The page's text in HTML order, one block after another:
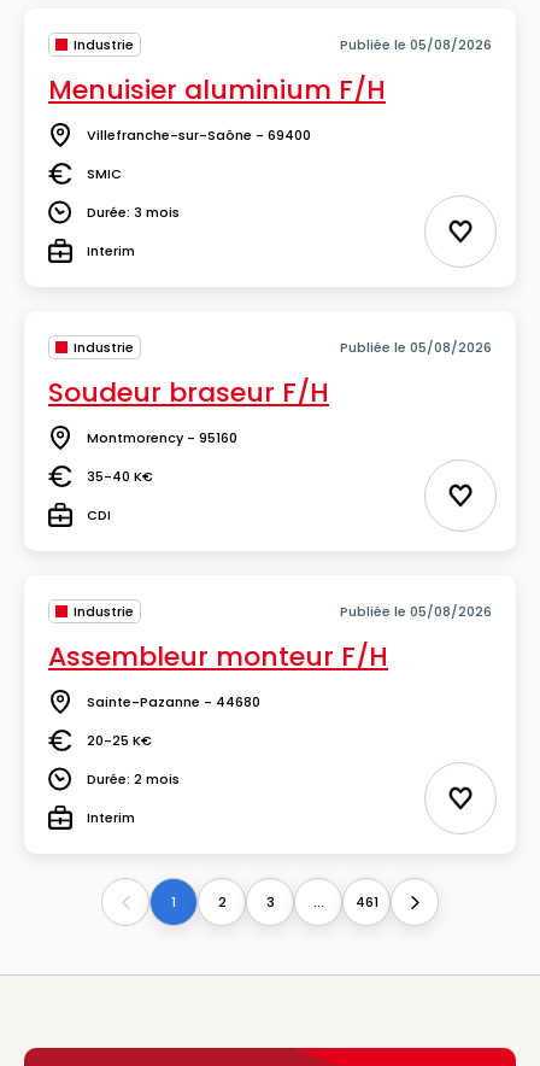
Industrie Publiée le 05/08/2026
Menuisier aluminium F/H
Lieu Villefranche-sur-Saône - 69400
Salaire
SMIC
DuréeDurée: 3 mois
TypeInterim Ajouter
Industrie Publiée le 05/08/2026
Soudeur braseur F/H
Lieu Montmorency - 95160
Salaire35-40 K€
TypeCDI Ajouter
Industrie Publiée le 05/08/2026
Assembleur monteur F/H
Lieu Sainte-Pazanne - 44680
Salaire20-25 K€
DuréeDurée: 2 mois
TypeInterim Ajouter
Previous1 2 3 ... 461 Next